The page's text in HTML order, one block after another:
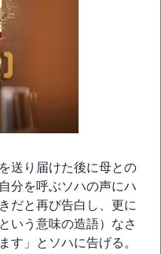
送り届けた後に母との
分を呼ぶソハの声にハ
だと再び告白し、更に
いう意味の造語）なさ
す」とソハに告げる。